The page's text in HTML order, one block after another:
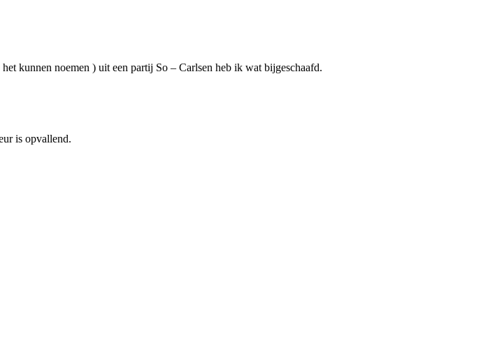
kunnen noemen ) uit een partij So – Carlsen heb ik wat bijgeschaafd.
is opvallend.